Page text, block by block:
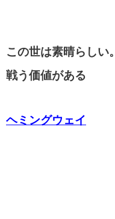
この世は素晴らしい。
戦う価値がある
ヘミングウェイ